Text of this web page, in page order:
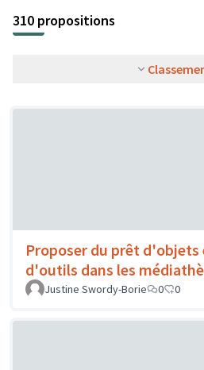
310 propositions
Proposer du prêt d'objets
d'outils dans les
Justine Swordy-Borie
0 0